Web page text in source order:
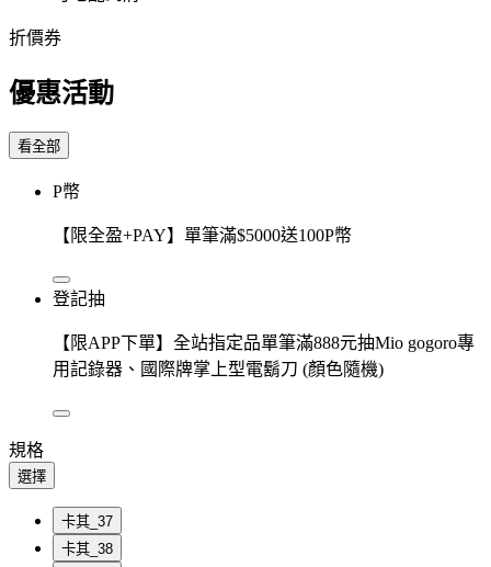
折價券
優惠活動
看全部
P幣
【限全盈+PAY】單筆滿$5000送100P幣
登記抽
【限APP下單】全站指定品單筆滿888元抽Mio gogoro專
用記錄器、國際牌掌上型電鬍刀 (顏色隨機)
規格
選擇
卡其_37
卡其_38